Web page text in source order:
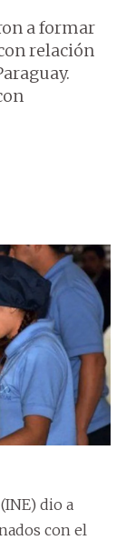
a formar
relación
dio a
con el